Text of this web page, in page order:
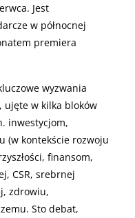
Jest
w północnej
premiera
wyzwania
ujęte w kilka bloków
inwestycjom,
(w kontekście rozwoju
finansom,
CSR, srebrnej
zdrowiu,
Sto debat,